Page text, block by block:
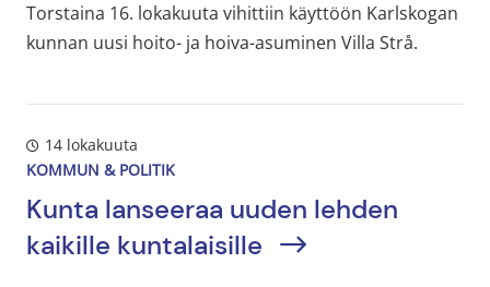
Torstaina 16. lokakuuta vihittiin käyttöön Karlskogan
kunnan uusi hoito- ja hoiva-asuminen Villa Strå.
14 lokakuuta
KOMMUN & POLITIK
Kunta lanseeraa uuden lehden
kaikille kuntalaisille